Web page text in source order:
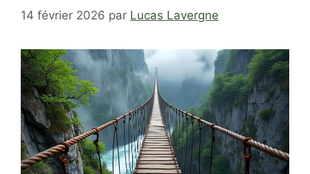
14 février 2026 par Lucas Lavergne